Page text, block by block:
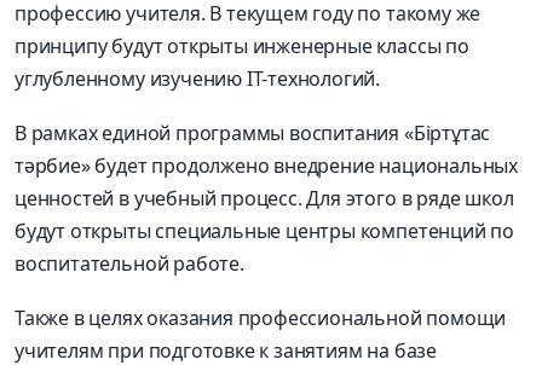
профессию учителя. В текущем году по такому же
принципу будут открыты инженерные классы по
углубленному изучению IT-технологий.
В рамках единой программы воспитания «Біртұтас
тәрбие» будет продолжено внедрение национальных
ценностей в учебный процесс. Для этого в ряде школ
будут открыты специальные центры компетенций по
воспитательной работе.
Также в целях оказания профессиональной помощи
учителям при подготовке к занятиям на базе